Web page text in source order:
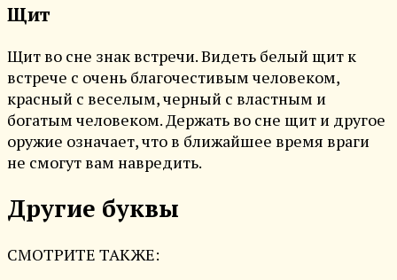
Щит
Щит во сне знак встречи. Видеть белый щит к
встрече с очень благочестивым человеком,
красный с веселым, черный с властным и
богатым человеком. Держать во сне щит и другое
оружие означает, что в ближайшее время враги
не смогут вам навредить.
Другие буквы
СМОТРИТЕ ТАКЖЕ: